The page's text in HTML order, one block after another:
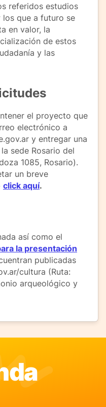
referidos estudios
que a futuro se
en valor, la
de estos
y las
el proyecto que
electrónico a
y entregar una
sede Rosario del
1085, Rosario).
un breve
click aquí.
así como el
la presentación
publicadas
cultura (Ruta:
arqueológico y